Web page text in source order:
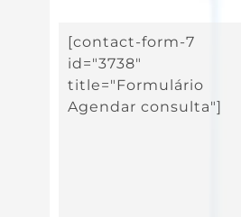
[contact-form-7
id="3738"
title="Formulário
Agendar consulta"]